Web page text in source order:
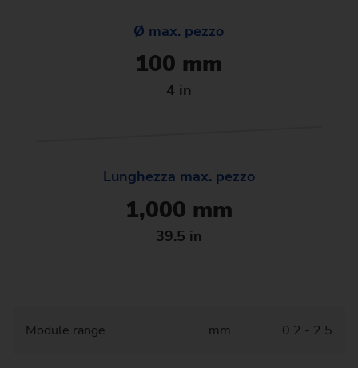
Ø max. pezzo
100 mm
4 in
Lunghezza max. pezzo
1,000 mm
39.5 in
Module range mm 0.2 - 2.5